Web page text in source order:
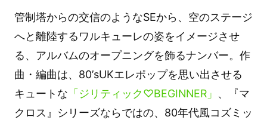
管制塔からの交信のようなSEから、空のステージ
へと離陸するワルキューレの姿をイメージさせ
る、アルバムのオープニングを飾るナンバー。作
曲・編曲は、80’sUKエレポップを思い出させる
キュートな 「ジリティック♡BEGINNER」 、『マ
クロス』シリーズならではの、80年代風コズミッ